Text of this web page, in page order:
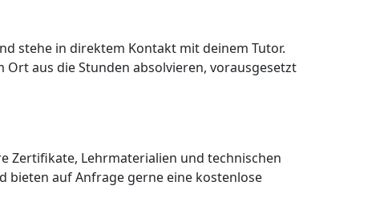
stehe in direktem Kontakt mit deinem Tutor.
aus die Stunden absolvieren, vorausgesetzt
Zertifikate, Lehrmaterialien und technischen
auf Anfrage gerne eine kostenlose